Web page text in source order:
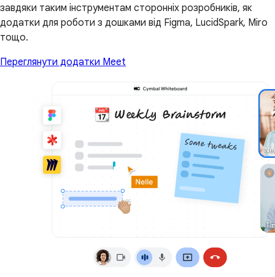
завдяки таким інструментам сторонніх розробників, як
додатки для роботи з дошками від Figma, LucidSpark, Miro
тощо.
Переглянути додатки Meet